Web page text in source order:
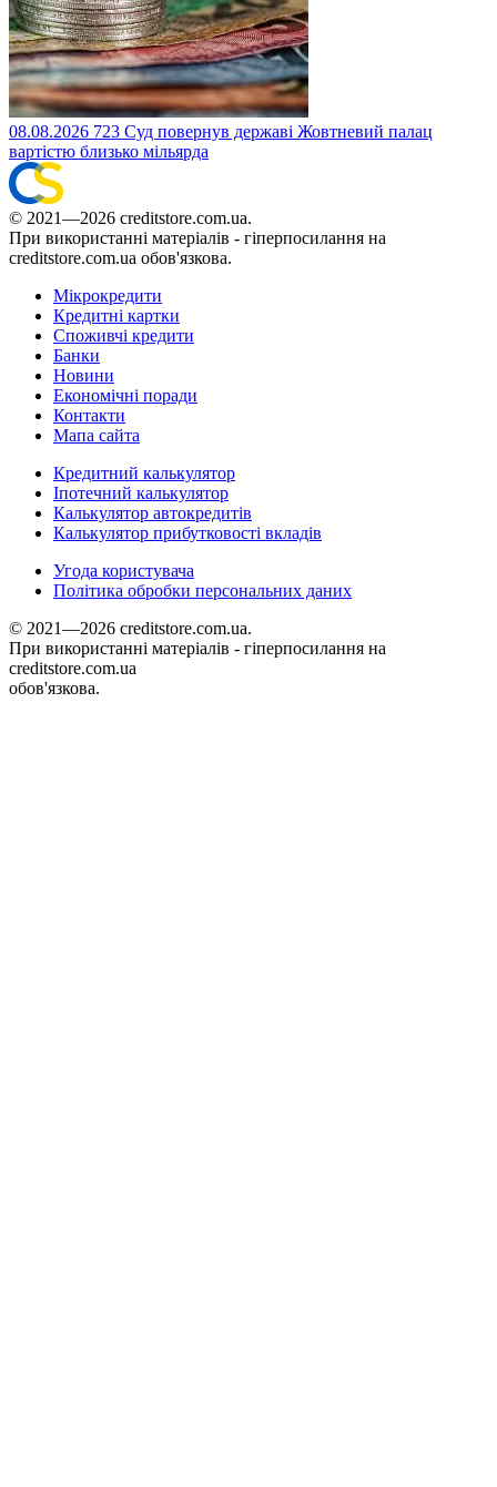
08.08.2026 723 Суд повернув державі Жовтневий палац
вартістю близько мільярда
© 2021—2026 creditstore.com.ua.
При використанні матеріалів - гіперпосилання на
creditstore.com.ua обов'язкова.
Мікрокредити
Кредитні картки
Споживчі кредити
Банки
Новини
Економічні поради
Контакти
Мапа сайта
Кредитний калькулятор
Іпотечний калькулятор
Калькулятор автокредитів
Калькулятор прибутковості вкладів
Угода користувача
Політика обробки персональних даних
© 2021—2026 creditstore.com.ua.
При використанні матеріалів - гіперпосилання на
creditstore.com.ua
обов'язкова.